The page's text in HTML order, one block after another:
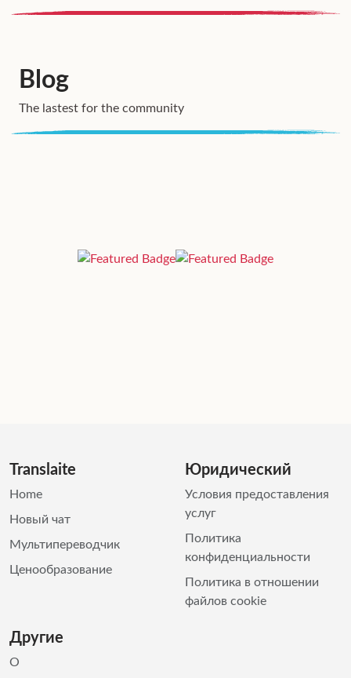
Blog
The lastest for the community
Translaite
Home
Новый чат
Мультипереводчик
Ценообразование
Юридический
Условия предоставления
услуг
Политика
конфиденциальности
Политика в отношении
файлов cookie
Другие
О